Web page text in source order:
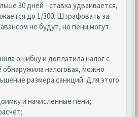
30 дней - ставка удваивается,
до 1/300. Штрафовать за
не будут, но пени могут
ошибку и доплатила налог с
обнаружила налоговая, можно
размера санкций. Для этого
и начисленные пени;